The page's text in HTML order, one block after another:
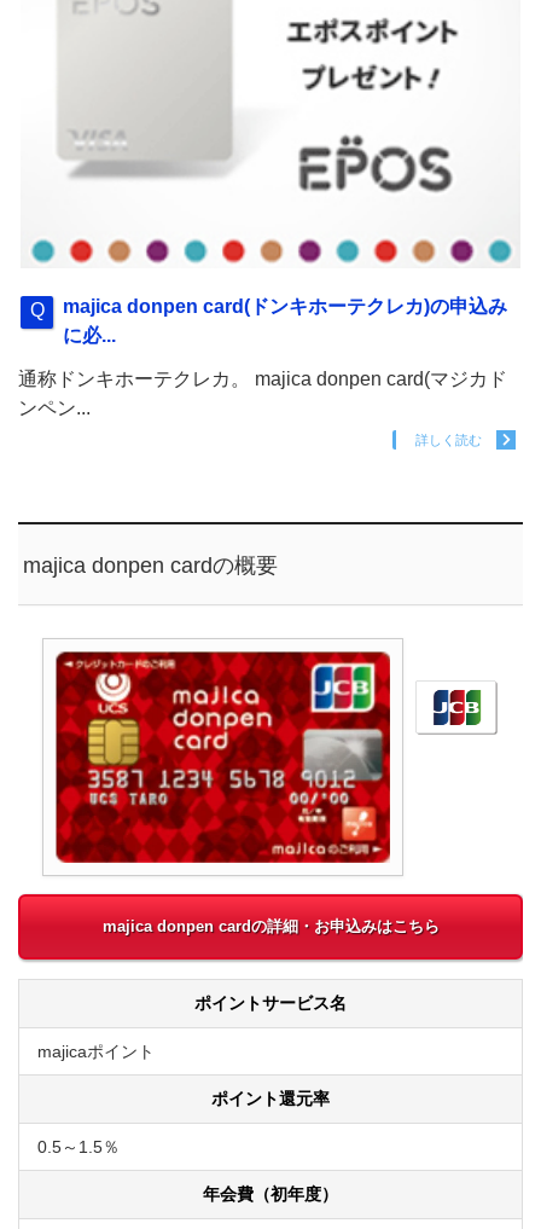
majica donpen card(ドンキホーテクレカ)の申込み
に必...
通称ドンキホーテクレカ。 majica donpen card(マジカド
ンペン...
詳しく読む
majica donpen cardの概要
majica donpen cardの詳細・お申込みはこちら
ポイントサービス名
majicaポイント
ポイント還元率
0.5～1.5％
年会費（初年度）